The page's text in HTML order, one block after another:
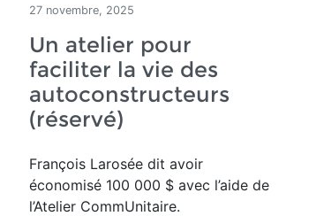
27 novembre, 2025
Un atelier pour
faciliter la vie des
autoconstructeurs
(réservé)
François Larosée dit avoir
économisé 100 000 $ avec l’aide de
l’Atelier CommUnitaire.